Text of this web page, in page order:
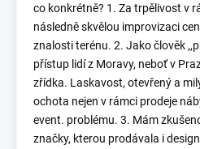
co konkrétně? 1. Za trpělivost v
následně skvělou improvizaci
znalosti terénu. 2. Jako člověk
přístup lidí z Moravy, neboť v
zřídka. Laskavost, otevřený a
ochota nejen v rámci prodeje
event. problému. 3. Mám
značky, kterou prodávala i